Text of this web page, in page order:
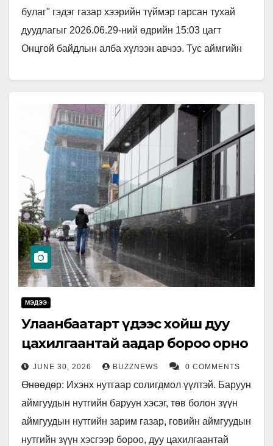
булаг" гэдэг газар хээрийн түймэр гарсан тухай
дуудлагыг 2026.06.29-ний өдрийн 15:03 цагт
Онцгой байдлын алба хүлээн авчээ. Тус аймгийн
МЭДЭЭ
Улаанбаатарт үдээс хойш дуу
цахилгаантай аадар бороо орно
JUNE 30, 2026 BUZZNEWS 0 COMMENTS
Өнөөдөр: Ихэнх нутгаар солигдмол үүлтэй. Баруун
аймгуудын нутгийн баруун хэсэг, төв болон зүүн
аймгуудын нутгийн зарим газар, говийн аймгуудын
нутгийн зүүн хэсгээр бороо, дуу цахилгаантай